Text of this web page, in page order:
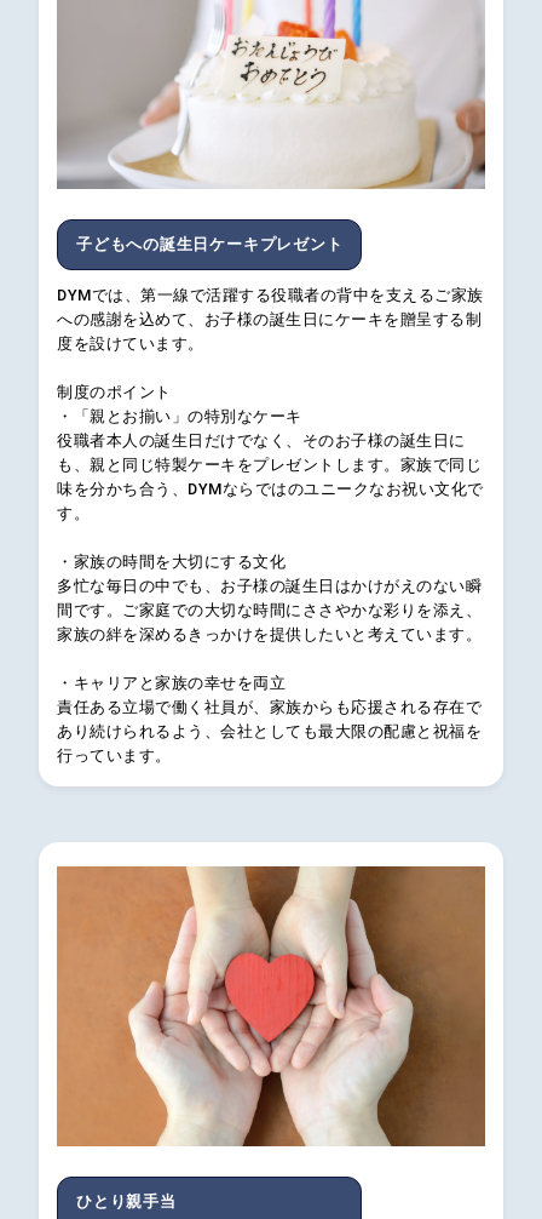
子どもへの誕生日ケーキプレゼント
DYMでは、第一線で活躍する役職者の背中を支えるご家族
への感謝を込めて、お子様の誕生日にケーキを贈呈する制
度を設けています。
制度のポイント
・「親とお揃い」の特別なケーキ
役職者本人の誕生日だけでなく、そのお子様の誕生日に
も、親と同じ特製ケーキをプレゼントします。家族で同じ
味を分かち合う、DYMならではのユニークなお祝い文化で
す。
・家族の時間を大切にする文化
多忙な毎日の中でも、お子様の誕生日はかけがえのない瞬
間です。ご家庭での大切な時間にささやかな彩りを添え、
家族の絆を深めるきっかけを提供したいと考えています。
・キャリアと家族の幸せを両立
責任ある立場で働く社員が、家族からも応援される存在で
あり続けられるよう、会社としても最大限の配慮と祝福を
行っています。
ひとり親手当